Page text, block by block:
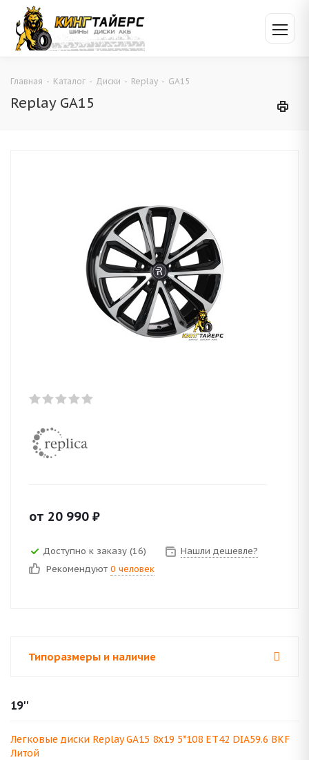
Главная - Каталог - Диски - Replay - GA15
Replay GA15
от 20 990 ₽
Доступно к заказу (16)
Нашли дешевле?
Рекомендуют 0 человек
Типоразмеры и наличие
19''
Легковые диски Replay GA15 8x19 5*108 ET42 DIA59.6 BKF
Литой